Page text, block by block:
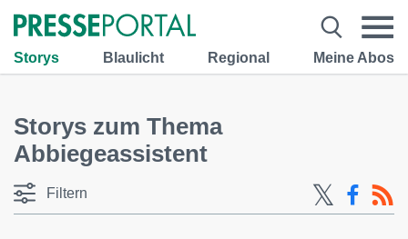
Storys Blaulicht Regional Meine Abos
Storys zum Thema
Abbiegeassistent
Filtern